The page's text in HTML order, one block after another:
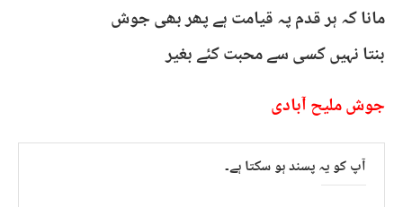
مانا کہ ہر قدم پہ قیامت ہے پھر بھی جوش
بنتا نہیں کسی سے محبت کئے بغیر
جوش ملیح آبادی
آپ کو یہ پسند ہو سکتا ہے۔